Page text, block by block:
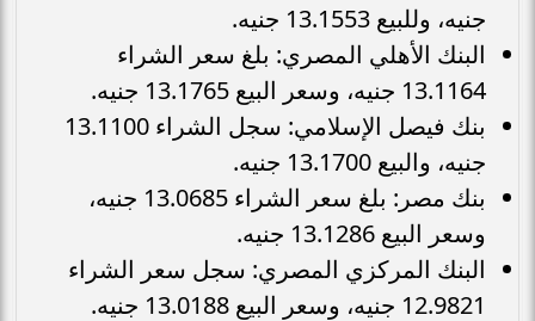
جنيه، وللبيع 13.1553 جنيه.
البنك الأهلي المصري: بلغ سعر الشراء
13.1164 جنيه، وسعر البيع 13.1765 جنيه.
بنك فيصل الإسلامي: سجل الشراء 13.1100
جنيه، والبيع 13.1700 جنيه.
بنك مصر: بلغ سعر الشراء 13.0685 جنيه،
وسعر البيع 13.1286 جنيه.
البنك المركزي المصري: سجل سعر الشراء
12.9821 جنيه، وسعر البيع 13.0188 جنيه.